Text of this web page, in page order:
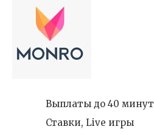
Выплаты до 40 минут
Ставки, Live игры